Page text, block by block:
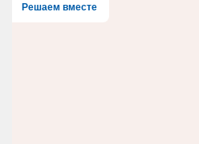
Решаем вместе